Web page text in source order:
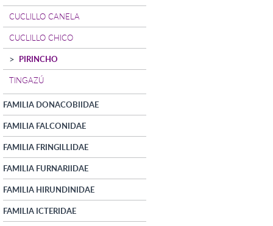
CUCLILLO CANELA
CUCLILLO CHICO
PIRINCHO
TINGAZÚ
FAMILIA DONACOBIIDAE
FAMILIA FALCONIDAE
FAMILIA FRINGILLIDAE
FAMILIA FURNARIIDAE
FAMILIA HIRUNDINIDAE
FAMILIA ICTERIDAE